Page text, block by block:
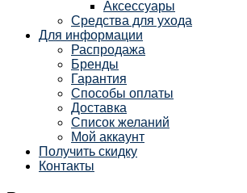
Аксессуары
Средства для ухода
Для информации
Распродажа
Бренды
Гарантия
Способы оплаты
Доставка
Список желаний
Мой аккаунт
Получить скидку
Контакты